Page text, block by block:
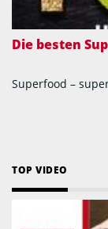
Die besten
Superfood –
TOP VIDEO